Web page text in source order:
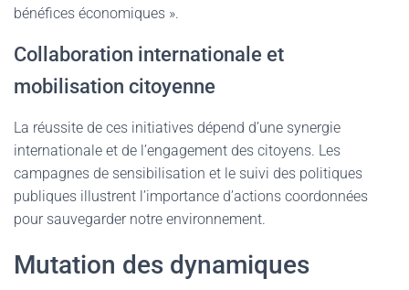
bénéfices économiques ».
Collaboration internationale et
mobilisation citoyenne
La réussite de ces initiatives dépend d’une synergie
internationale et de l’engagement des citoyens. Les
campagnes de sensibilisation et le suivi des politiques
publiques illustrent l’importance d’actions coordonnées
pour sauvegarder notre environnement.
Mutation des dynamiques